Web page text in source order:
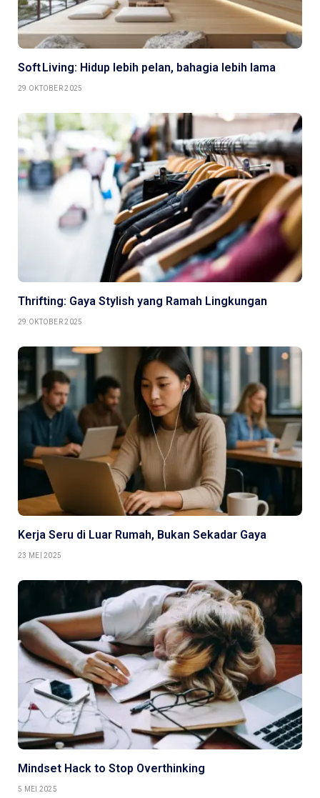
Soft Living: Hidup lebih pelan, bahagia lebih lama
29 OKTOBER 2025
Thrifting: Gaya Stylish yang Ramah Lingkungan
29 OKTOBER 2025
Kerja Seru di Luar Rumah, Bukan Sekadar Gaya
23 MEI 2025
Mindset Hack to Stop Overthinking
5 MEI 2025